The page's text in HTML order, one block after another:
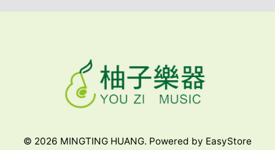
© 2026 MINGTING HUANG. Powered by EasyStore